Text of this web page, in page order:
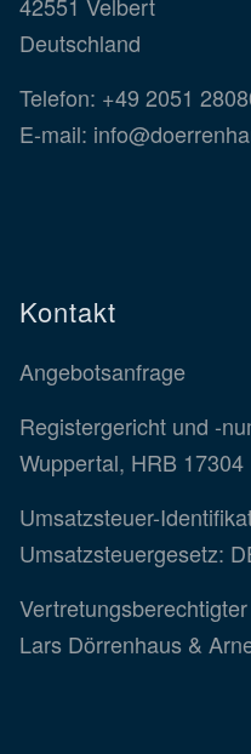
Deutschland
Telefon: +49 2051
E-mail:
Kontakt
Angebotsanfrage
Registergericht und -
Wuppertal, HRB 17304
Umsatzsteuer-
Umsatzsteuergesetz:
Lars Dörrenhaus &